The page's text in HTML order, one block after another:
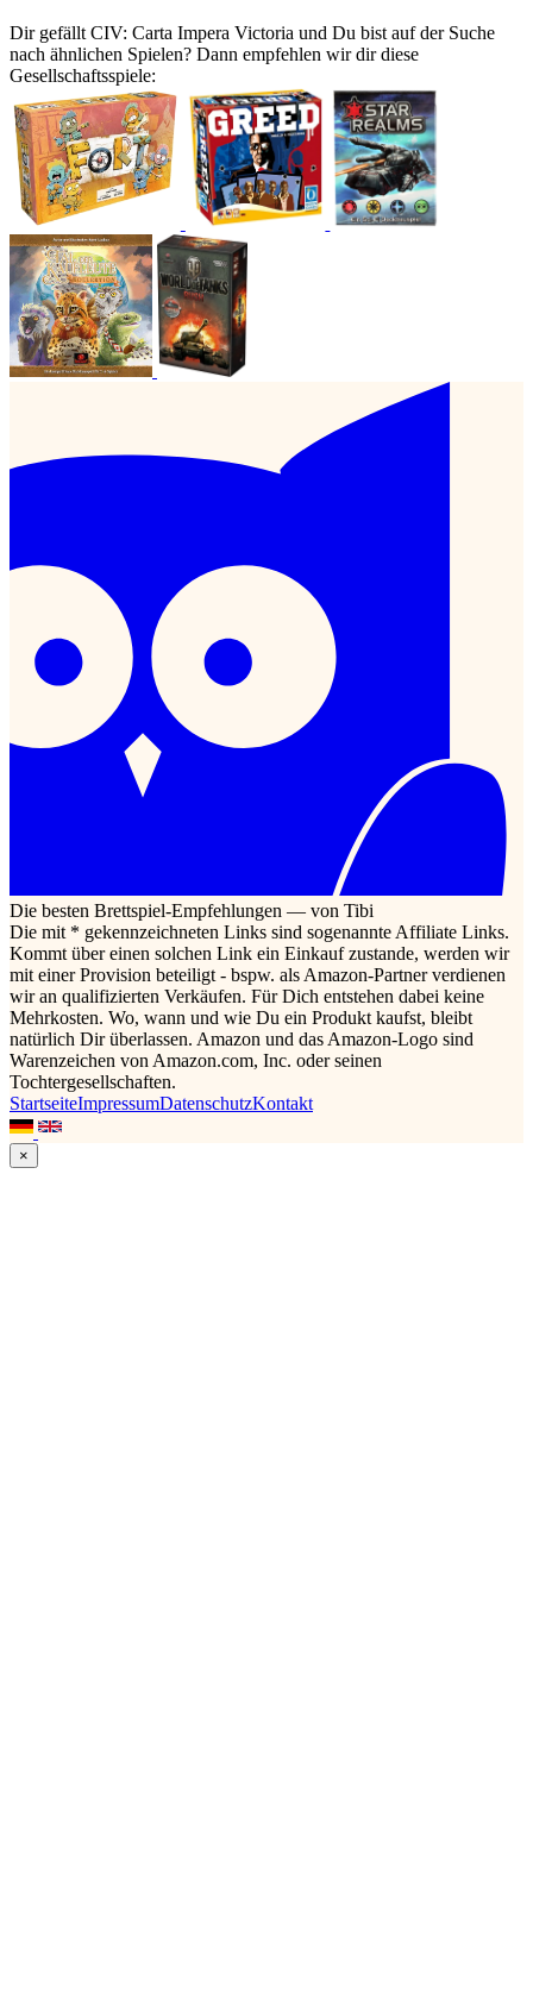
Dir gefällt CIV: Carta Impera Victoria und Du bist auf der Suche
nach ähnlichen Spielen? Dann empfehlen wir dir diese
Gesellschaftsspiele:
Die besten Brettspiel-Empfehlungen — von Tibi
Die mit * gekennzeichneten Links sind sogenannte Affiliate Links.
Kommt über einen solchen Link ein Einkauf zustande, werden wir
mit einer Provision beteiligt - bspw. als Amazon-Partner verdienen
wir an qualifizierten Verkäufen. Für Dich entstehen dabei keine
Mehrkosten. Wo, wann und wie Du ein Produkt kaufst, bleibt
natürlich Dir überlassen. Amazon und das Amazon-Logo sind
Warenzeichen von Amazon.com, Inc. oder seinen
Tochtergesellschaften.
StartseiteImpressumDatenschutzKontakt
×